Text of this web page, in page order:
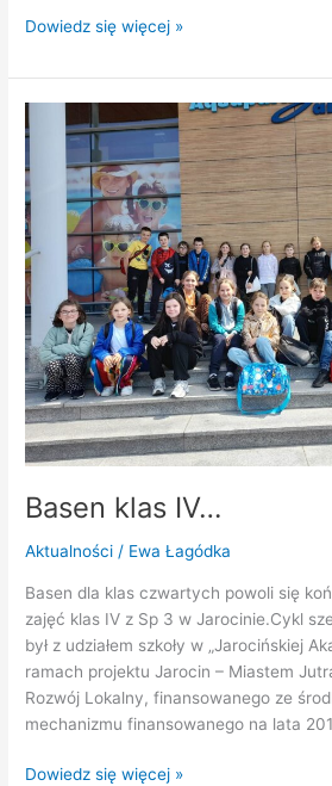
Dowiedz się więcej »
Basen klas IV…
Aktualności / Ewa Łagódka
Basen dla klas czwartych powoli się
zajęć klas IV z Sp 3 w Jarocinie.Cykl
był z udziałem szkoły w „Jarocińskiej
ramach projektu Jarocin – Miastem
Rozwój Lokalny, finansowanego ze
mechanizmu finansowanego na lata
klas
IV…
Dowiedz się więcej »